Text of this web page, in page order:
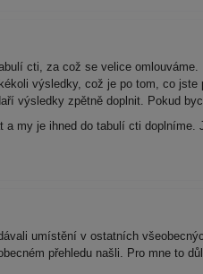
cti, za což se velice
výsledky, což je po tom, co
výsledky zpětně doplnit. Pokud
my je ihned do tabulí cti
umístění v ostatních
přehledu našli. Pro mne to